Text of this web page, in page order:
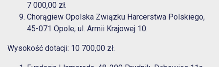
7 000,00 zł.
Chorągiew Opolska Związku Harcerstwa Polskiego,
45-071 Opole, ul. Armii Krajowej 10.
Wysokość dotacji: 10 700,00 zł.